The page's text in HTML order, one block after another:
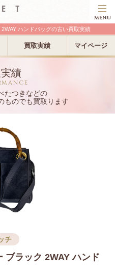
MENU
買取実績 マイページ
ハンドバッグの古い買取実績
績
たつきなどの
ものでも買取ります
チ
ブラック 2WAY ハンド